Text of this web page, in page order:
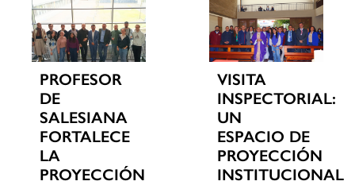
PROFESOR
DE
SALESIANA
FORTALECE
LA
PROYECCIÓN
VISITA
INSPECTORIAL:
UN
ESPACIO DE
PROYECCIÓN
INSTITUCIONAL